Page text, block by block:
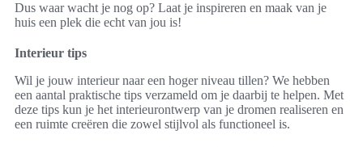
Dus waar wacht je nog op? Laat je inspireren en maak van je
huis een plek die echt van jou is!
Interieur tips
Wil je jouw interieur naar een hoger niveau tillen? We hebben
een aantal praktische tips verzameld om je daarbij te helpen. Met
deze tips kun je het interieurontwerp van je dromen realiseren en
een ruimte creëren die zowel stijlvol als functioneel is.